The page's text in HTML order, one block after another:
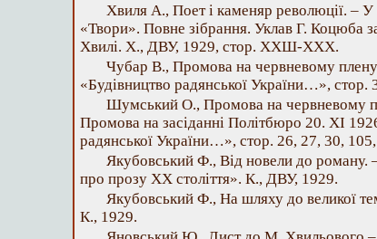
Хвиля А., Поет і каменяр революції. –
«Твори». Повне зібрання. Уклав Г. Коцюба
Хвилі. X., ДВУ, 1929, стор. ХХШ-ХХХ.
Чубар В., Промова на червневому
«Будівництво радянської України…», стор.
Шумський О., Промова на червневому
Промова на засіданні Політбюро 20. XI
радянської України…», стор. 26, 27, 30,
Якубовський Ф., Від новели до
про прозу XX століття». К., ДВУ, 1929.
Якубовський Ф., На шляху до великої
К., 1929.